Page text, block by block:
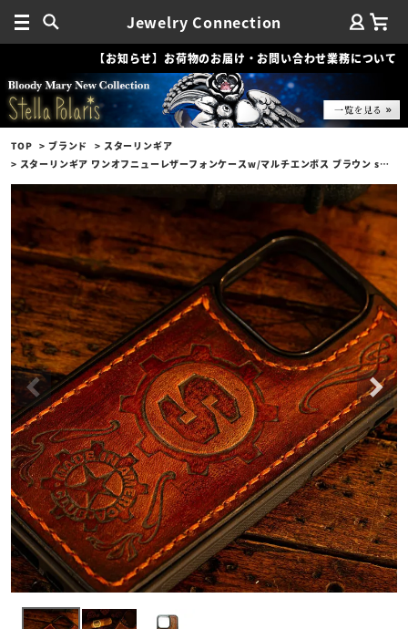
Jewelry Connection
【お知らせ】お荷物のお届け・お問い合わせ業務について
TOP ブランド
スターリンギア
スターリンギア ワンオフニューレザーフォンケースw/マルチエンボス ブラウン s000117265（iPhone14Pro対応）